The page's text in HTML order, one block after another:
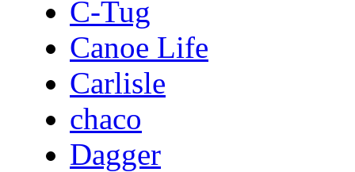
C-Tug
Canoe Life
Carlisle
chaco
Dagger